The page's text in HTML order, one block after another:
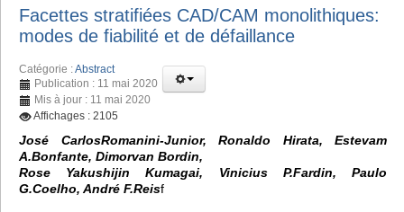
Facettes stratifiées CAD/CAM monolithiques:
modes de fiabilité et de défaillance
Catégorie :Abstract
Publication : 11 mai 2020
Mis à jour : 11 mai 2020
Affichages : 2105
José CarlosRomanini-Junior, Ronaldo Hirata, Estevam
A.Bonfante, Dimorvan Bordin,
Rose Yakushijin Kumagai, Vinicius P.Fardin, Paulo
G.Coelho, André F.Reisf